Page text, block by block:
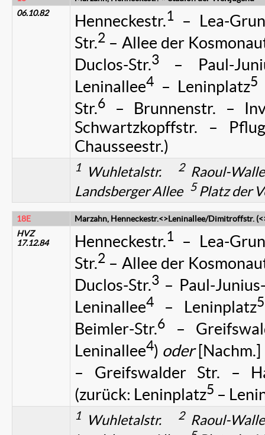
06.10.82
Henneckestr.1 – Lea-
Str.2 – Allee der
Duclos-Str.3 – Paul-
Leninallee4 – Leninplatz5
Str.6 – Brunnenstr. –
Schwartzkopffstr. –
Chausseestr.)
1 Wuhletalstr. 2Raoul-
Landsberger Allee 5Platz der
18E
Marzahn, Henneckestr.<>Leninallee/Dimitroffstr.
HVZ
17.12.84
Henneckestr.1 – Lea-
Str.2 – Allee der
Duclos-Str.3 – Paul-
Leninallee4 – Leninplatz5
Beimler-Str.6 –
Leninallee4) oder
– Greifswalder Str. –
(zurück: Leninplatz5 –
1 Wuhletalstr. 2Raoul-